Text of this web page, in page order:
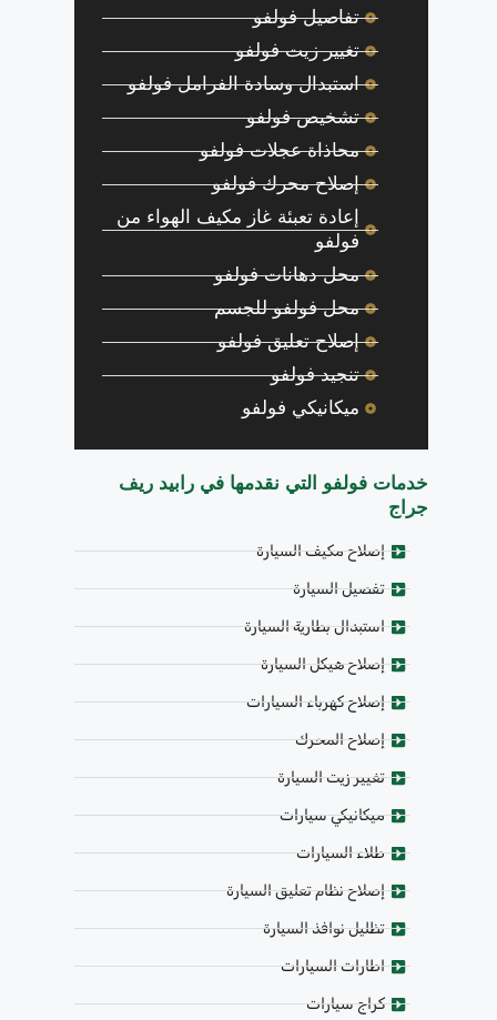
تفاصيل فولفو
تغيير زيت فولفو
استبدال وسادة الفرامل فولفو
تشخيص فولفو
محاذاة عجلات فولفو
إصلاح محرك فولفو
إعادة تعبئة غاز مكيف الهواء من
فولفو
محل دهانات فولفو
محل فولفو للجسم
إصلاح تعليق فولفو
تنجيد فولفو
ميكانيكي فولفو
خدمات فولفو التي نقدمها في رابيد ريف
جراج
إصلاح مكيف السيارة
تفصيل السيارة
استبدال بطارية السيارة
إصلاح هيكل السيارة
إصلاح كهرباء السيارات
إصلاح المحرك
تغيير زيت السيارة
ميكانيكي سيارات
طلاء السيارات
إصلاح نظام تعليق السيارة
تظليل نوافذ السيارة
اطارات السيارات
كراج سيارات